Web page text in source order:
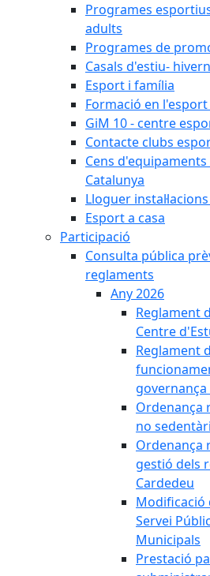
Programes
adults
Programes de
Casals d'estiu- hivern
Esport i família
Formació en
GiM 10 - centre
Contacte clubs
Cens
Catalunya
Lloguer
Esport a casa
Participació
Consulta pública
reglaments
Any 2026
Reglament
Centre
Reglament
governança
Ordenança
no
Ordenança
gestió dels
Cardedeu
Modificació
Servei
Municipals
Prestació